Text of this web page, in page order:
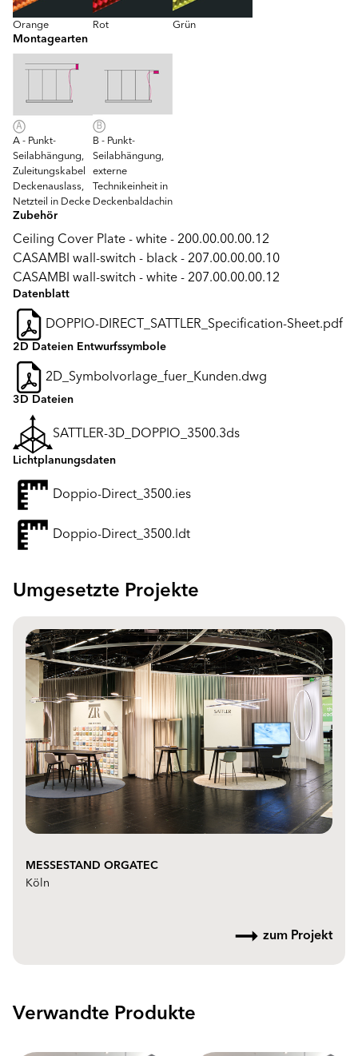
Orange Rot Grün
Montagearten
A - Punkt-
Seilabhängung,
Zuleitungskabel
Deckenauslass,
Netzteil in Decke
B - Punkt-
Seilabhängung,
externe
Technikeinheit in
Deckenbaldachin
Zubehör
Ceiling Cover Plate - white - 200.00.00.00.12
CASAMBI wall-switch - black - 207.00.00.00.10
CASAMBI wall-switch - white - 207.00.00.00.12
Datenblatt
DOPPIO-DIRECT_SATTLER_Specification-Sheet.pdf
2D Dateien Entwurfssymbole
2D_Symbolvorlage_fuer_Kunden.dwg
3D Dateien
SATTLER-3D_DOPPIO_3500.3ds
Lichtplanungsdaten
Doppio-Direct_3500.ies
Doppio-Direct_3500.ldt
Umgesetzte Projekte
MESSESTAND ORGATEC
Köln
zum Projekt
Verwandte Produkte